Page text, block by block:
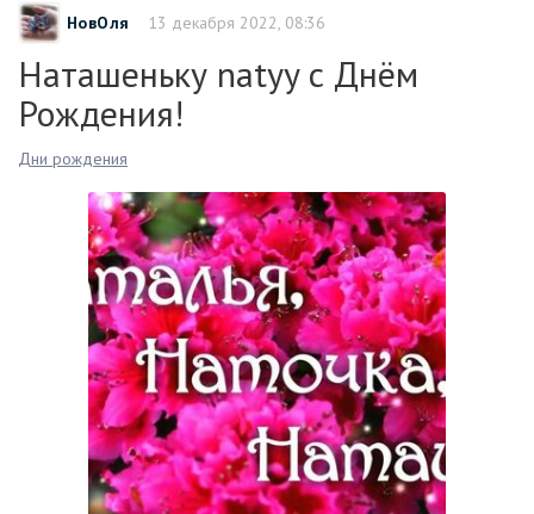
НовОля 13 декабря 2022, 08:36
Наташеньку natyy с Днём
Рождения!
Дни рождения